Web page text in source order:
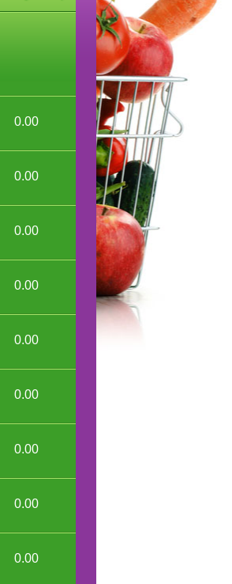
0.00
0.00
0.00
0.00
0.00
0.00
0.00
0.00
0.00